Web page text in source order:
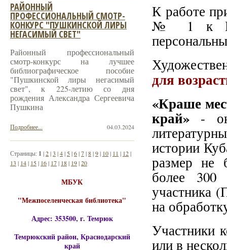
К работе
№ 1 к
для
«Краше
край» -
истории
размер не
более 300
участника
на
Участники
или в
РАЙОННЫЙ
ПРОФЕССИОНАЛЬНЫЙ СМОТР-
КОНКУРС "ПУШКИНСКОЙ ЛИРЫ
НЕГАСИМЫЙ СВЕТ"
Районный профессиональный
смотр-конкурс на лучшее
библиографическое пособие
"Пушкинской лиры негасимый
свет", к 225-летию со дня
рождения Александра Сергеевича
Пушкина
04.03.2024
Подробнее...
Страницы: 1 |2|3 |4| 5|6|7|8|9| 10| 11 | 12|
13 | 14| 15| 16| 17| 18| 19|20
МБУК
"Межпоселенческая библиотека"
Адрес: 353500, г. Темрюк
Темрюкский район, Краснодарский
край